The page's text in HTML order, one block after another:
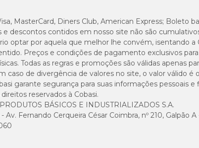
MasterCard, Diners Club, American Express; Boleto
e descontos contidos em nosso site não são
optar por aquela que melhor lhe convém, isentando a
Preços e condições de pagamento exclusivos
Todas as regras e promoções são válidas apenas
caso de divergência de valores no site, o valor válido é
garante segurança para suas informações pessoais e
reservados à Cobasi.
BÁSICOS E INDUSTRIALIZADOS S.A.
Av. Fernando Cerqueira César Coimbra, nº 210, Galpão